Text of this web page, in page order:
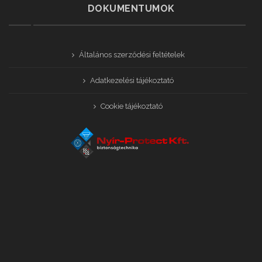
DOKUMENTUMOK
Általános szerződési feltételek
Adatkezelési tájékoztató
Cookie tájékoztató